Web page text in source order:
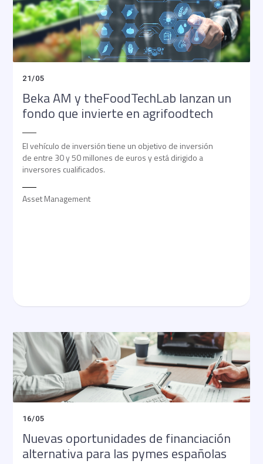
21/05
Beka AM y theFoodTechLab lanzan un
fondo que invierte en agrifoodtech
El vehículo de inversión tiene un objetivo de inversión
de entre 30 y 50 millones de euros y está dirigido a
inversores cualificados.
Asset Management
16/05
Nuevas oportunidades de financiación
alternativa para las pymes españolas